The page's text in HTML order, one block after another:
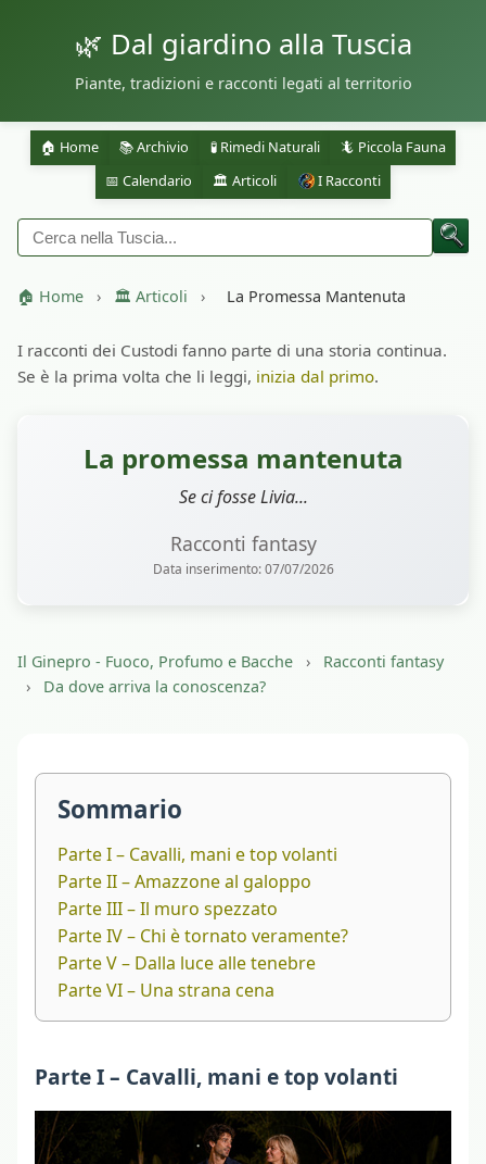
🌿 Dal giardino alla Tuscia
Piante, tradizioni e racconti legati al territorio
🏠 Home 📚 Archivio 🧪 Rimedi Naturali
🦎 Piccola Fauna
📅 Calendario
🏛️ Articoli I Racconti
🏠 Home › 🏛️ Articoli › La Promessa Mantenuta
I racconti dei Custodi fanno parte di una storia continua.
Se è la prima volta che li leggi, inizia dal primo.
La promessa mantenuta
Se ci fosse Livia...
Racconti fantasy
Data inserimento: 07/07/2026
Il Ginepro - Fuoco, Profumo e Bacche ›
Racconti fantasy
›
Da dove arriva la conoscenza?
Sommario
Parte I – Cavalli, mani e top volanti
Parte II – Amazzone al galoppo
Parte III – Il muro spezzato
Parte IV – Chi è tornato veramente?
Parte V – Dalla luce alle tenebre
Parte VI – Una strana cena
Parte I – Cavalli, mani e top volanti